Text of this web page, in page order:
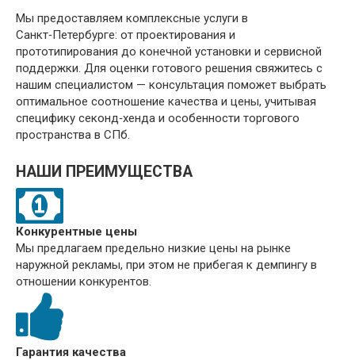
Мы предоставляем комплексные услуги в
Санкт‑Петербурге: от проектирования и
прототипирования до конечной установки и сервисной
поддержки. Для оценки готового решения свяжитесь с
нашим специалистом — консультация поможет выбрать
оптимальное соотношение качества и цены, учитывая
специфику секонд‑хенда и особенности торгового
пространства в СПб.
НАШИ ПРЕИМУЩЕСТВА
Конкурентные цены
Мы предлагаем предельно низкие цены на рынке
наружной рекламы, при этом не прибегая к демпингу в
отношении конкурентов.
Гарантия качества